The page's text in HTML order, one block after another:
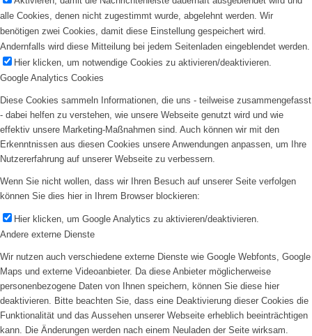
alle Cookies, denen nicht zugestimmt wurde, abgelehnt werden. Wir
benötigen zwei Cookies, damit diese Einstellung gespeichert wird.
Andernfalls wird diese Mitteilung bei jedem Seitenladen eingeblendet werden.
Hier klicken, um notwendige Cookies zu aktivieren/deaktivieren.
Google Analytics Cookies
Diese Cookies sammeln Informationen, die uns - teilweise zusammengefasst
- dabei helfen zu verstehen, wie unsere Webseite genutzt wird und wie
effektiv unsere Marketing-Maßnahmen sind. Auch können wir mit den
Erkenntnissen aus diesen Cookies unsere Anwendungen anpassen, um Ihre
Nutzererfahrung auf unserer Webseite zu verbessern.
Wenn Sie nicht wollen, dass wir Ihren Besuch auf unserer Seite verfolgen
können Sie dies hier in Ihrem Browser blockieren:
Hier klicken, um Google Analytics zu aktivieren/deaktivieren.
Andere externe Dienste
Wir nutzen auch verschiedene externe Dienste wie Google Webfonts, Google
Maps und externe Videoanbieter. Da diese Anbieter möglicherweise
personenbezogene Daten von Ihnen speichern, können Sie diese hier
deaktivieren. Bitte beachten Sie, dass eine Deaktivierung dieser Cookies die
Funktionalität und das Aussehen unserer Webseite erheblich beeinträchtigen
kann. Die Änderungen werden nach einem Neuladen der Seite wirksam.